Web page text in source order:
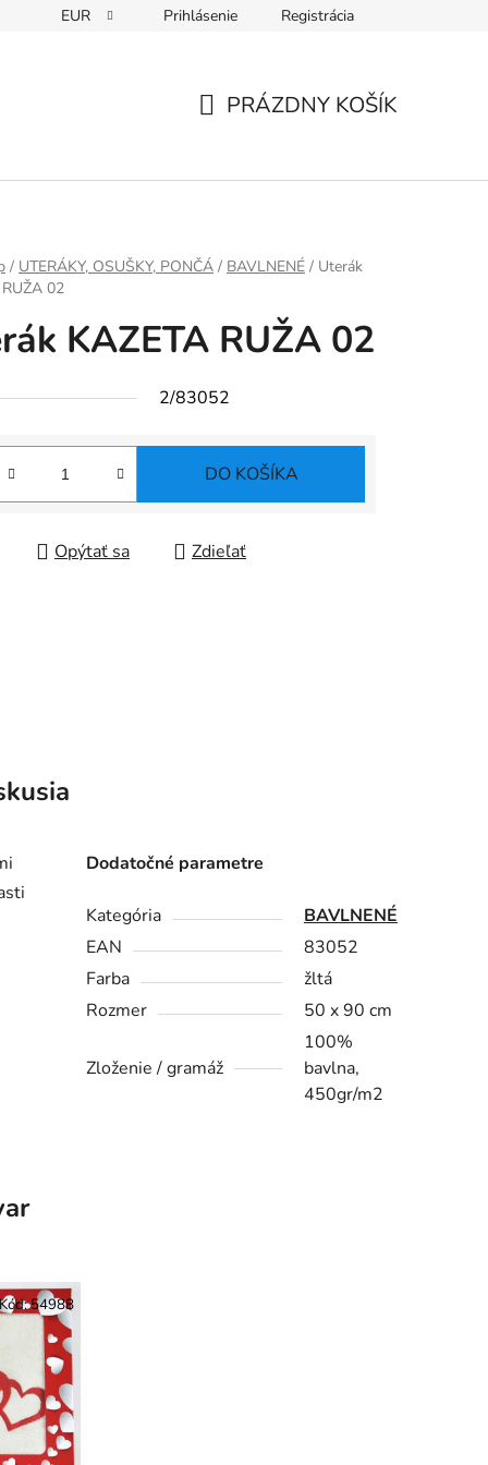
EUR Prihlásenie Registrácia
KOŠÍK
PRÁZDNY KOŠÍK
/ UTERÁKY, OSUŠKY, PONČÁ / BAVLNENÉ / Uterák
02
KAZETA RUŽA 02
2/83052
cena:
DO KOŠÍKA
Opýtať sa Zdieľať
Dodatočné parametre
Kategória
BAVLNENÉ
EAN
83052
Farba
žltá
Rozmer
50 x 90 cm
Zloženie / gramáž
100%
bavlna,
450gr/m2
54988